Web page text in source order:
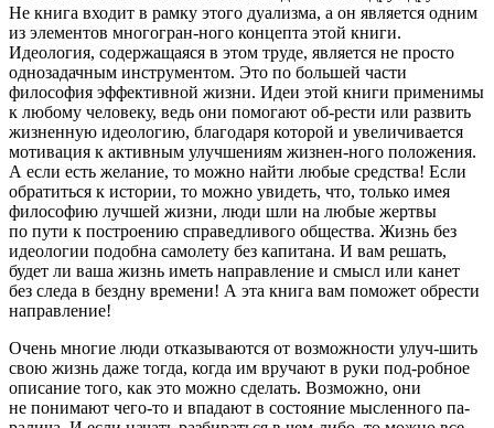
Не книга входит в рамку этого дуализма, а он является одним
из элементов многогран-ного концепта этой книги.
Идеология, содержащаяся в этом труде, является не просто
однозадачным инструментом. Это по большей части
философия эффективной жизни. Идеи этой книги применимы
к любому человеку, ведь они помогают об-рести или развить
жизненную идеологию, благодаря которой и увеличивается
мотивация к активным улучшениям жизнен-ного положения.
А если есть желание, то можно найти любые средства! Если
обратиться к истории, то можно увидеть, что, только имея
философию лучшей жизни, люди шли на любые жертвы
по пути к построению справедливого общества. Жизнь без
идеологии подобна самолету без капитана. И вам решать,
будет ли ваша жизнь иметь направление и смысл или канет
без следа в бездну времени! А эта книга вам поможет обрести
направление!
Очень многие люди отказываются от возможности улуч-шить
свою жизнь даже тогда, когда им вручают в руки под-робное
описание того, как это можно сделать. Возможно, они
не понимают чего-то и впадают в состояние мысленного па-